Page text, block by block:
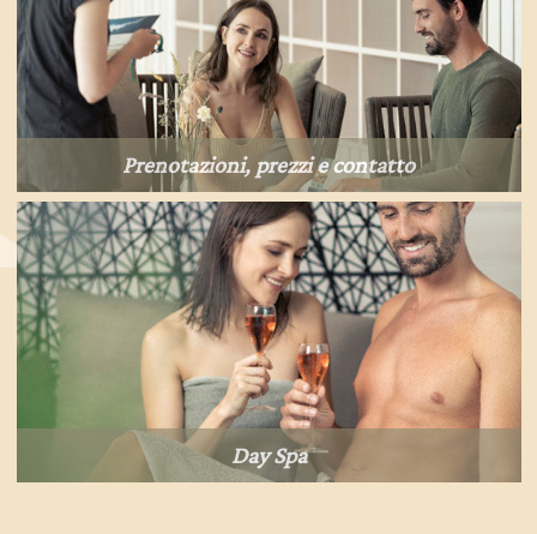
Prenotazioni, prezzi e contatto
Day Spa